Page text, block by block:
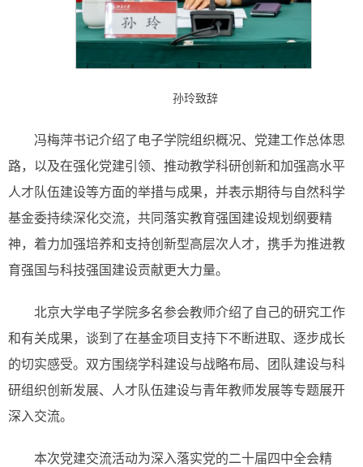
孙玲致辞
冯梅萍书记介绍了电子学院组织概况、党建工作总体思
路，以及在强化党建引领、推动教学科研创新和加强高水平
人才队伍建设等方面的举措与成果，并表示期待与自然科学
基金委持续深化交流，共同落实教育强国建设规划纲要精
神，着力加强培养和支持创新型高层次人才，携手为推进教
育强国与科技强国建设贡献更大力量。
北京大学电子学院多名参会教师介绍了自己的研究工作
和有关成果，谈到了在基金项目支持下不断进取、逐步成长
的切实感受。双方围绕学科建设与战略布局、团队建设与科
研组织创新发展、人才队伍建设与青年教师发展等专题展开
深入交流。
本次党建交流活动为深入落实党的二十届四中全会精